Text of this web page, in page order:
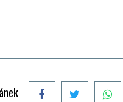
FacebookTwitter